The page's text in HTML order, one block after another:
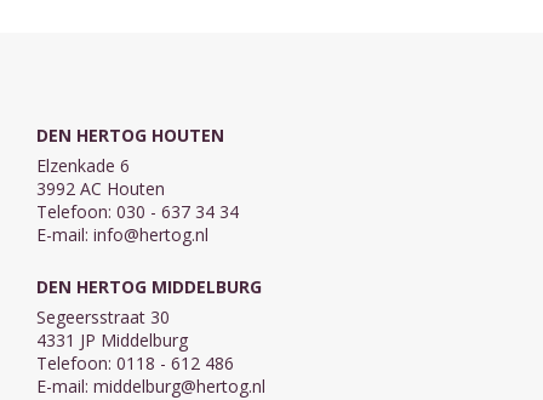
DEN HERTOG HOUTEN
Elzenkade 6
3992 AC Houten
Telefoon: 030 - 637 34 34
E-mail: info@hertog.nl
DEN HERTOG MIDDELBURG
Segeersstraat 30
4331 JP Middelburg
Telefoon: 0118 - 612 486
E-mail: middelburg@hertog.nl